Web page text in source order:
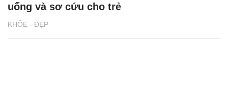
KHỎE - ĐẸP
uống và sơ cứu cho trẻ